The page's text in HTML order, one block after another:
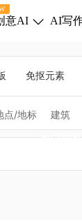
意AI AI写
热门搜索
免抠元素
点/地标 建筑